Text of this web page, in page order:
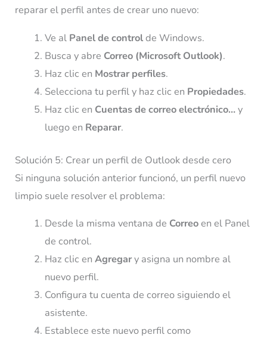
reparar el perfil antes de crear uno nuevo:
Ve al Panel de controlde Windows.
Busca y abre Correo (Microsoft Outlook).
Haz clic en Mostrar perfiles.
Selecciona tu perfil y haz clic en Propiedades.
Haz clic en Cuentas de correo electrónico…y
luego en Reparar.
Solución 5: Crear un perfil de Outlook desde cero
Si ninguna solución anterior funcionó, un perfil nuevo
limpio suele resolver el problema:
Desde la misma ventana de Correoen el Panel
de control.
Haz clic en Agregary asigna un nombre al
nuevo perfil.
Configura tu cuenta de correo siguiendo el
asistente.
Establece este nuevo perfil como